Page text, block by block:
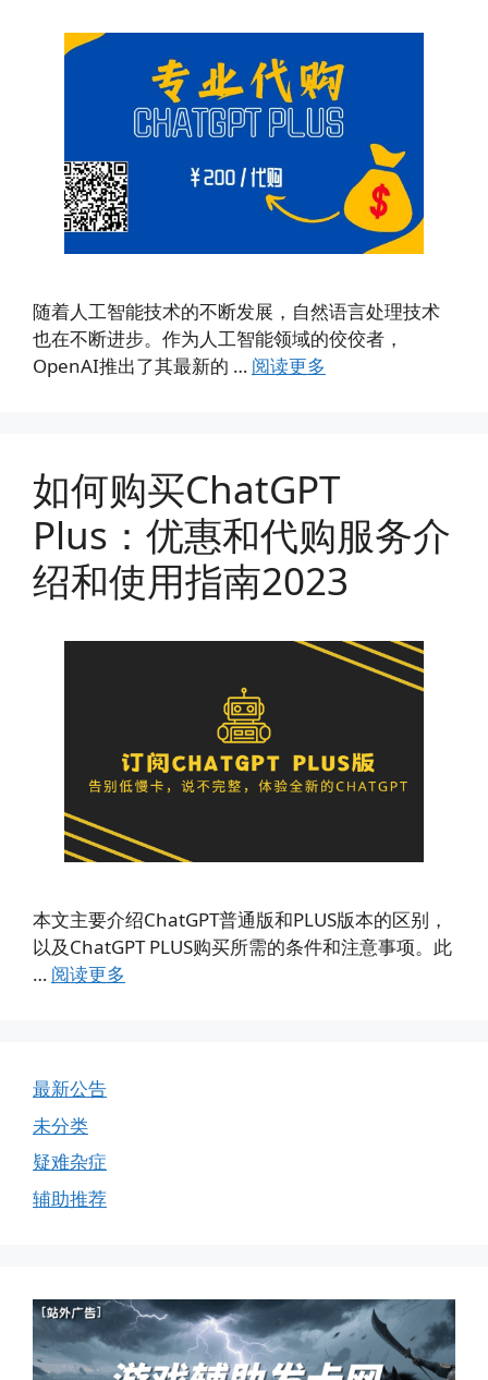
随着人工智能技术的不断发展，自然语言处理技术
也在不断进步。作为人工智能领域的佼佼者，
OpenAI推出了其最新的 … 阅读更多
如何购买ChatGPT
Plus：优惠和代购服务介
绍和使用指南2023
本文主要介绍ChatGPT普通版和PLUS版本的区别，
以及ChatGPT PLUS购买所需的条件和注意事项。此
… 阅读更多
最新公告
未分类
疑难杂症
辅助推荐